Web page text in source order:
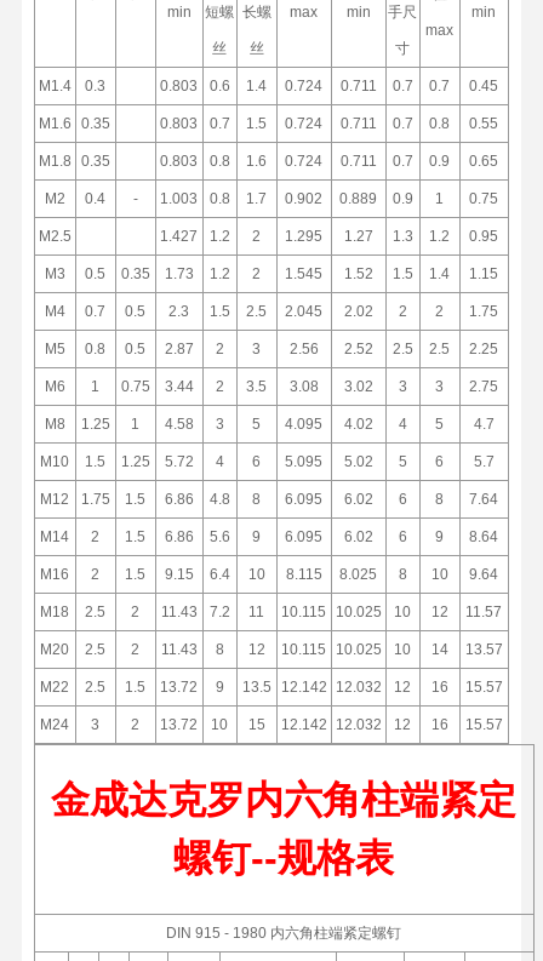
min 短螺
丝
长螺
丝
max min 手尺
寸
max
min
M1.4 0.3 0.803 0.6 1.4 0.724 0.711 0.7 0.7 0.45
M1.6 0.35 0.803 0.7 1.5 0.724 0.711 0.7 0.8 0.55
M1.8 0.35 0.803 0.8 1.6 0.724 0.711 0.7 0.9 0.65
M2 0.4 - 1.003 0.8 1.7 0.902 0.889 0.9 1 0.75
M2.5 1.427 1.2 2 1.295 1.27 1.3 1.2 0.95
M3 0.5 0.35 1.73 1.2 2 1.545 1.52 1.5 1.4 1.15
M4 0.7 0.5 2.3 1.5 2.5 2.045 2.02 2 2 1.75
M5 0.8 0.5 2.87 2 3 2.56 2.52 2.5 2.5 2.25
M6 1 0.75 3.44 2 3.5 3.08 3.02 3 3 2.75
M8 1.25 1 4.58 3 5 4.095 4.02 4 5 4.7
M10 1.5 1.25 5.72 4 6 5.095 5.02 5 6 5.7
M12 1.75 1.5 6.86 4.8 8 6.095 6.02 6 8 7.64
M14 2 1.5 6.86 5.6 9 6.095 6.02 6 9 8.64
M16 2 1.5 9.15 6.4 10 8.115 8.025 8 10 9.64
M18 2.5 2 11.43 7.2 11 10.115 10.025 10 12 11.57
M20 2.5 2 11.43 8 12 10.115 10.025 10 14 13.57
M22 2.5 1.5 13.72 9 13.5 12.142 12.032 12 16 15.57
M24 3 2 13.72 10 15 12.142 12.032 12 16 15.57
金成达克罗内六角柱端紧定
螺钉--规格表
DIN 915 - 1980 内六角柱端紧定螺钉